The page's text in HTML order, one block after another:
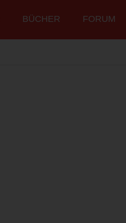
BÜCHER FORUM